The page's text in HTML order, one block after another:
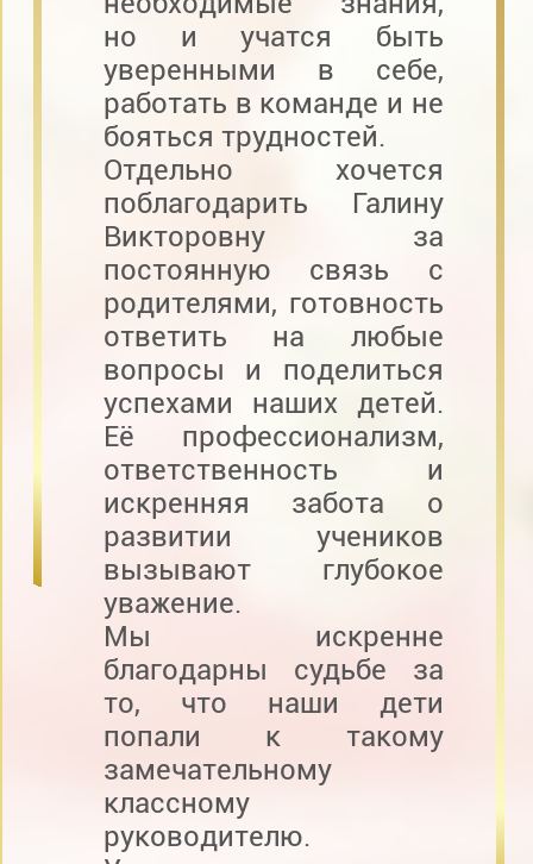
но и учатся быть
уверенными в себе,
работать в команде и не
бояться трудностей.
Отдельно хочется
поблагодарить Галину
Викторовну за
постоянную связь с
родителями, готовность
ответить на любые
вопросы и поделиться
успехами наших детей.
Её профессионализм,
ответственность и
искренняя забота о
развитии учеников
вызывают глубокое
уважение.
Мы искренне
благодарны судьбе за
то, что наши дети
попали к такому
замечательному
классному
руководителю.